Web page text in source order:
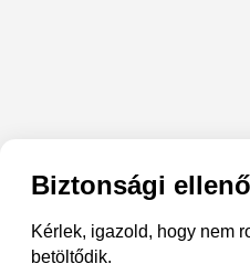
Biztonsági
Kérlek, igazold, hogy nem
betöltődik.